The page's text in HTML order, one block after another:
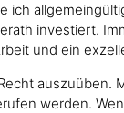
investiert.
und ein
werden.